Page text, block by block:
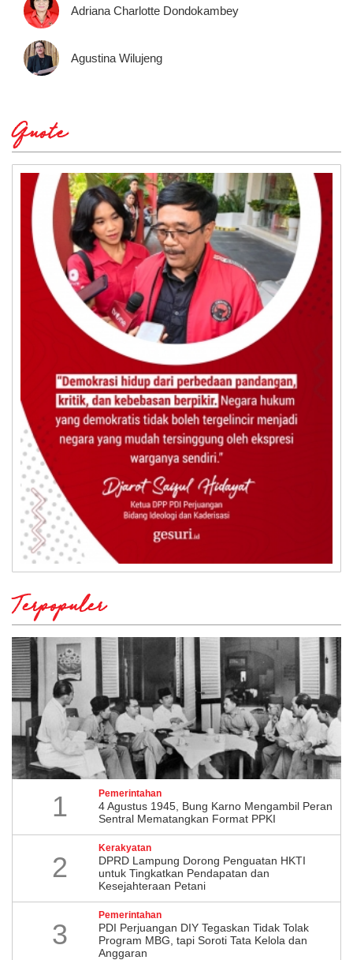
Adriana Charlotte Dondokambey
Agustina Wilujeng
Quote
Terpopuler
1 Pemerintahan
4 Agustus 1945, Bung Karno Mengambil Peran
Sentral Mematangkan Format PPKI
2
Kerakyatan
DPRD Lampung Dorong Penguatan HKTI
untuk Tingkatkan Pendapatan dan
Kesejahteraan Petani
3
Pemerintahan
PDI Perjuangan DIY Tegaskan Tidak Tolak
Program MBG, tapi Soroti Tata Kelola dan
Anggaran